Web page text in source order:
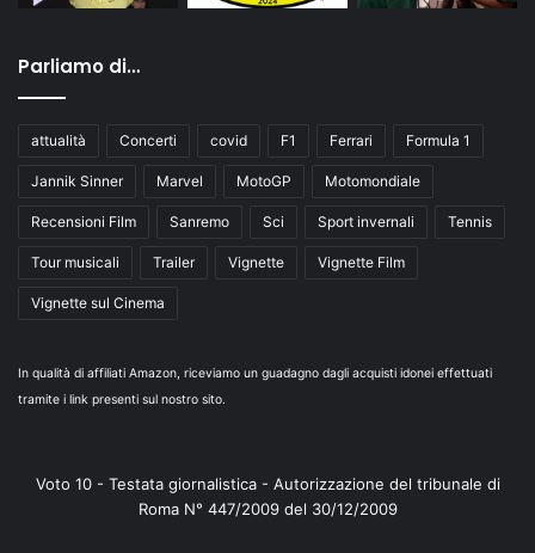
Parliamo di…
attualità Concerti covid F1 Ferrari Formula 1
Jannik Sinner Marvel MotoGP Motomondiale
Recensioni Film Sanremo Sci Sport invernali Tennis
Tour musicali Trailer Vignette Vignette Film
Vignette sul Cinema
In qualità di affiliati Amazon, riceviamo un guadagno dagli acquisti idonei effettuati
tramite i link presenti sul nostro sito.
Voto 10 - Testata giornalistica - Autorizzazione del tribunale di
Roma N° 447/2009 del 30/12/2009